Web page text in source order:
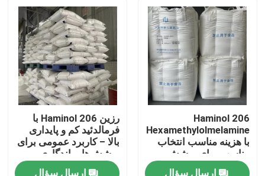
Haminol 206
Hexamethylolmelamine
با هزینه مناسب انتخاب
مناسب برای پوشش و
چسب
ارسال سؤال
رزین Haminol 206 با
فرمالدئید کم و پایداری
بالا – کاربرد عمومی برای
پوشش‌ها، ماندگاری
طولانی
ارسال سؤال